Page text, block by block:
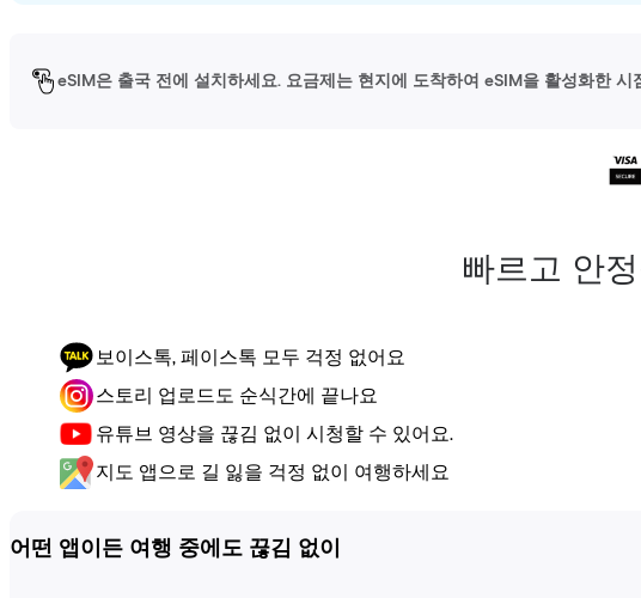
eSIM은 출국 전에 설치하세요. 요금제는 현지에 도착하여 eSIM을 활성화한 시
빠르고 안
보이스톡, 페이스톡 모두 걱정 없어요
스토리 업로드도 순식간에 끝나요
유튜브 영상을 끊김 없이 시청할 수 있어요.
지도 앱으로 길 잃을 걱정 없이 여행하세요
어떤 앱이든 여행 중에도 끊김 없이